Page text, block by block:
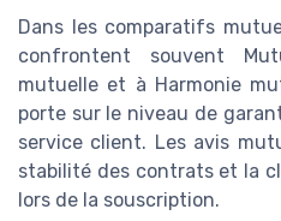
Dans les comparatifs
confrontent souvent
mutuelle et à Harmonie
porte sur le niveau de
service client. Les avis
stabilité des contrats et la
lors de la souscription.